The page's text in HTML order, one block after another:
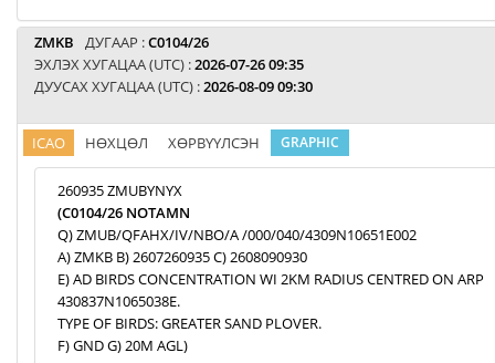
ZMKB ДУГААР :C0104/26
ЭХЛЭХ ХУГАЦАА (UTC) :2026-07-26 09:35
ДУУСАХ ХУГАЦАА (UTC) :2026-08-09 09:30
ICAO НӨХЦӨЛ ХӨРВҮҮЛСЭН GRAPHIC
260935 ZMUBYNYX
(C0104/26 NOTAMN
Q) ZMUB/QFAHX/IV/NBO/A /000/040/4309N10651E002
A) ZMKB B) 2607260935 C) 2608090930
E) AD BIRDS CONCENTRATION WI 2KM RADIUS CENTRED ON ARP
430837N1065038E.
TYPE OF BIRDS: GREATER SAND PLOVER.
F) GND G) 20M AGL)